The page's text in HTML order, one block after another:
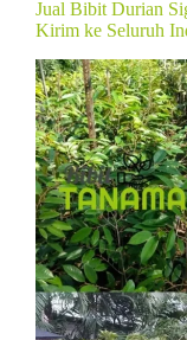
Jual Bibit Durian
Kirim ke Seluruh